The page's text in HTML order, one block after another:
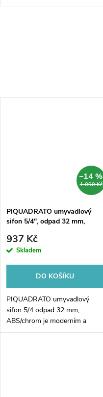
odolného materiálu ABS a
1 090 Kč
–14 %
PIQUADRATO umyvadlový
sifon 5/4", odpad 32 mm,
937 Kč
Skladem
DO KOŠÍKU
PIQUADRATO umyvadlový
sifon 5/4 odpad 32 mm,
ABS/chrom je moderním a
elegantním doplňkem pro vaše